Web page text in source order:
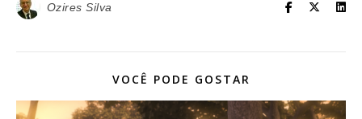
Ozires Silva
VOCÊ PODE GOSTAR